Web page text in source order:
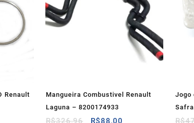
Renault
Mangueira Combustivel Renault
Laguna – 8200174933
R$326,96
O
R$88,00
Jogo
R$